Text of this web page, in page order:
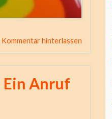
Kommentar hinterlassen
Ein Anruf